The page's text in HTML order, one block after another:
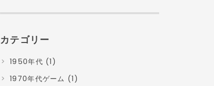
カテゴリー
1950年代 (1)
1970年代ゲーム (1)